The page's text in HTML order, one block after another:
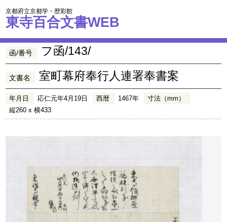
京都府立京都学・歴彩館
東寺百合文書WEB
函/番号 フ函/143/
文書名 室町幕府奉行人連署奉書案
年月日 応仁元年4月19日 西暦 1467年
寸法（mm）
縦260 x 横433